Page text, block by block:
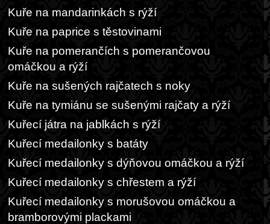
Kuře na mandarinkách s rýží
Kuře na paprice s těstovinami
Kuře na pomerančích s pomerančovou
omáčkou a rýží
Kuře na sušených rajčatech s noky
Kuře na tymiánu se sušenými rajčaty a rýží
Kuřecí játra na jablkách s rýží
Kuřecí medailonky s batáty
Kuřecí medailonky s dýňovou omáčkou a rýží
Kuřecí medailonky s chřestem a rýží
Kuřecí medailonky s morušovou omáčkou a
bramborovými plackami